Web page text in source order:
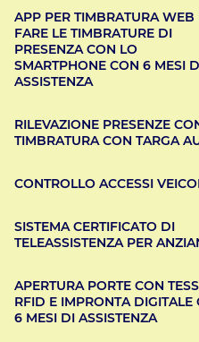
APP PER TIMBRATURA WEB
FARE LE TIMBRATURE DI
PRESENZA CON LO
SMARTPHONE CON 6 MESI
ASSISTENZA
RILEVAZIONE PRESENZE
TIMBRATURA CON TARGA
CONTROLLO ACCESSI
SISTEMA CERTIFICATO DI
TELEASSISTENZA PER
APERTURA PORTE CON
RFID E IMPRONTA DIGITALE
6 MESI DI ASSISTENZA